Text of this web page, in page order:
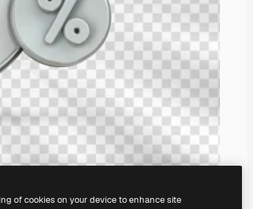
of cookies on your device to enhance site